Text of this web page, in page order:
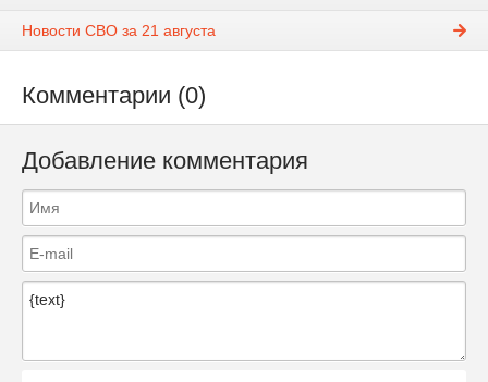
Новости СВО за 21 августа
Комментарии (0)
Добавление комментария